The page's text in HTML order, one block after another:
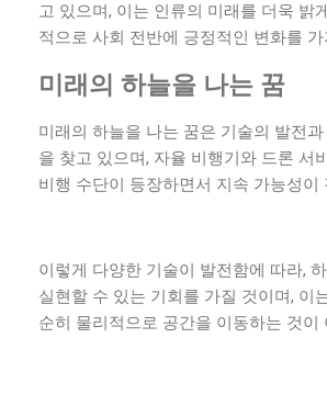
고 있으며, 이는 인류의 미래를 더욱 밝
적으로 사회 전반에 긍정적인 변화를
미래의 하늘을 나는 꿈
미래의 하늘을 나는 꿈은 기술의 발전
을 찾고 있으며, 자율 비행기와 드론 서
비행 수단이 등장하면서 지속 가능성이
이렇게 다양한 기술이 발전함에 따라,
실현할 수 있는 기회를 가질 것이며, 이
순히 물리적으로 공간을 이동하는 것